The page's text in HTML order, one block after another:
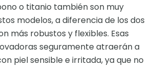
o titanio también son muy
modelos, a diferencia de los dos
más robustos y flexibles. Esas
seguramente atraerán a
piel sensible e irritada, ya que no